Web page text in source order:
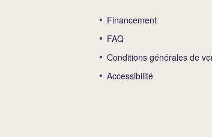
Financement
FAQ
Conditions générales de
Accessibilité